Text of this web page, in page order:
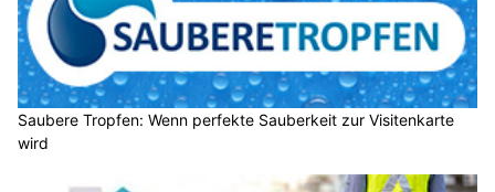
Saubere Tropfen: Wenn perfekte Sauberkeit zur Visitenkarte
wird